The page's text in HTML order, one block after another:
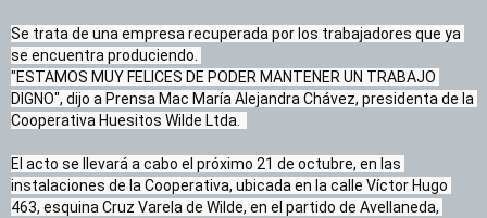
Se trata de una empresa recuperada por los trabajadores que ya
se encuentra produciendo.
"ESTAMOS MUY FELICES DE PODER MANTENER UN TRABAJO
DIGNO", dijo a Prensa Mac María Alejandra Chávez, presidenta de la
Cooperativa Huesitos Wilde Ltda.
El acto se llevará a cabo el próximo 21 de octubre, en las
instalaciones de la Cooperativa, ubicada en la calle Víctor Hugo
463, esquina Cruz Varela de Wilde, en el partido de Avellaneda,